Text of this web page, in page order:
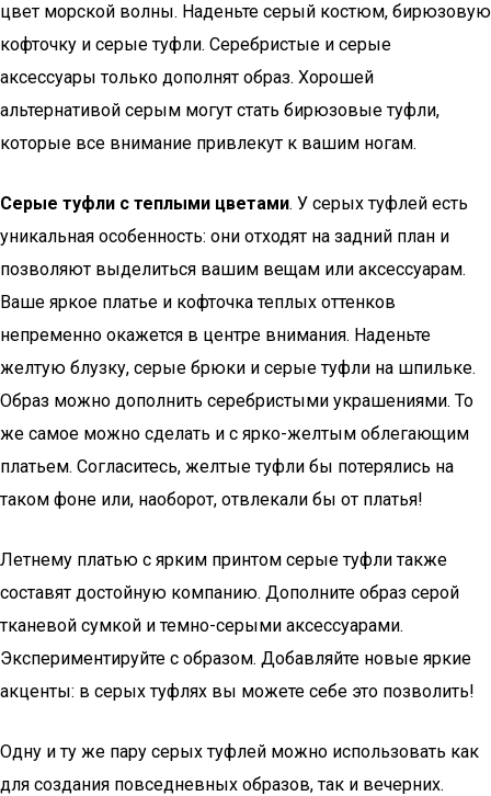
цвет морской волны. Наденьте серый костюм, бирюзовую
кофточку и серые туфли. Серебристые и серые
аксессуары только дополнят образ. Хорошей
альтернативой серым могут стать бирюзовые туфли,
которые все внимание привлекут к вашим ногам.
Серые туфли с теплыми цветами. У серых туфлей есть
уникальная особенность: они отходят на задний план и
позволяют выделиться вашим вещам или аксессуарам.
Ваше яркое платье и кофточка теплых оттенков
непременно окажется в центре внимания. Наденьте
желтую блузку, серые брюки и серые туфли на шпильке.
Образ можно дополнить серебристыми украшениями. То
же самое можно сделать и с ярко-желтым облегающим
платьем. Согласитесь, желтые туфли бы потерялись на
таком фоне или, наоборот, отвлекали бы от платья!
Летнему платью с ярким принтом серые туфли также
составят достойную компанию. Дополните образ серой
тканевой сумкой и темно-серыми аксессуарами.
Экспериментируйте с образом. Добавляйте новые яркие
акценты: в серых туфлях вы можете себе это позволить!
Одну и ту же пару серых туфлей можно использовать как
для создания повседневных образов, так и вечерних.